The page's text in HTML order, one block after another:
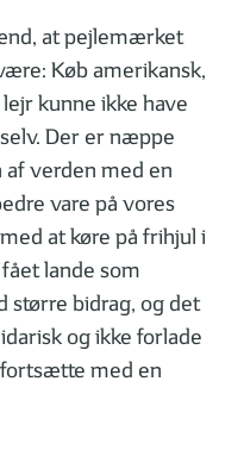
at pejlemærket
Køb amerikansk,
kunne ikke have
Der er næppe
verden med en
vare på vores
at køre på frihjul i
lande som
større bidrag, og det
og ikke forlade
med en